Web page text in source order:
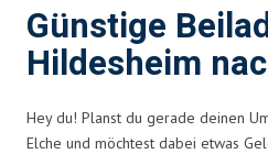
Günstige
Hildesheim
Hey du! Planst du gerade deinen
Elche und möchtest dabei etwas